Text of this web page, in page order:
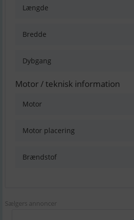
Længde
Bredde
Dybgang
Motor / teknisk information
Motor
Motor placering
Brændstof
Sælgers annoncer